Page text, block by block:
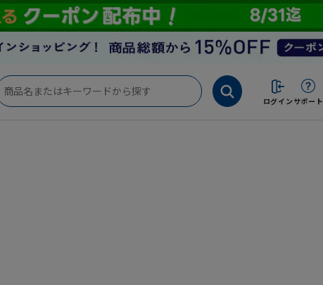
ログイン サポート